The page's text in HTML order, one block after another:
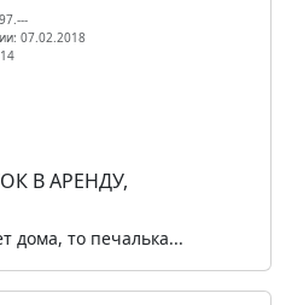
07.02.2018
В АРЕНДУ,
дома, то печалька...